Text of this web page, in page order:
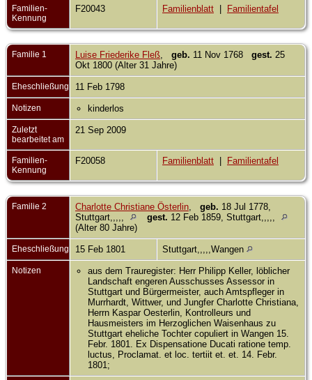
Familien-
Kennung
F20043 Familienblatt Familientafel
Familie 1 Luise Friederike Fleß geb. 11 Nov 1768 gest. 25
Okt 1800 (Alter 31 Jahre)
Eheschließung 11 Feb 1798
Notizen kinderlos
Zuletzt
bearbeitet am
21 Sep 2009
Familien-
Kennung
F20058 Familienblatt Familientafel
Familie 2 Charlotte Christiane Österlin geb. 18 Jul 1778,
Stuttgart,,,,,
gest. 12 Feb 1859, Stuttgart,,,,,
(Alter 80 Jahre)
Eheschließung 15 Feb 1801 Stuttgart,,,,,Wangen
Notizen
aus dem Trauregister: Herr Philipp Keller, löblicher
Landschaft engeren Ausschusses Assessor in
Stuttgart und Bürgermeister, auch Amtspfleger in
Murrhardt, Wittwer, und Jungfer Charlotte Christiana,
Herrn Kaspar Oesterlin, Kontrolleurs und
Hausmeisters im Herzoglichen Waisenhaus zu
Stuttgart eheliche Tochter copuliert in Wangen 15.
Febr. 1801. Ex Dispensatione Ducati ratione temp.
luctus, Proclamat. et loc. tertiit et. et. 14. Febr.
1801;